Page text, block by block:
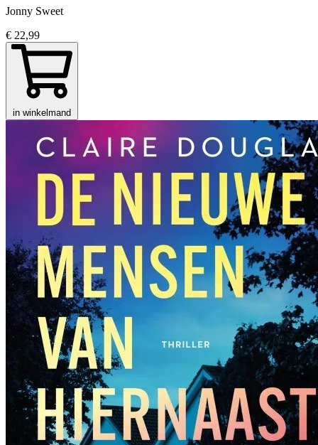
Jonny Sweet
€ 22,99
in winkelmand